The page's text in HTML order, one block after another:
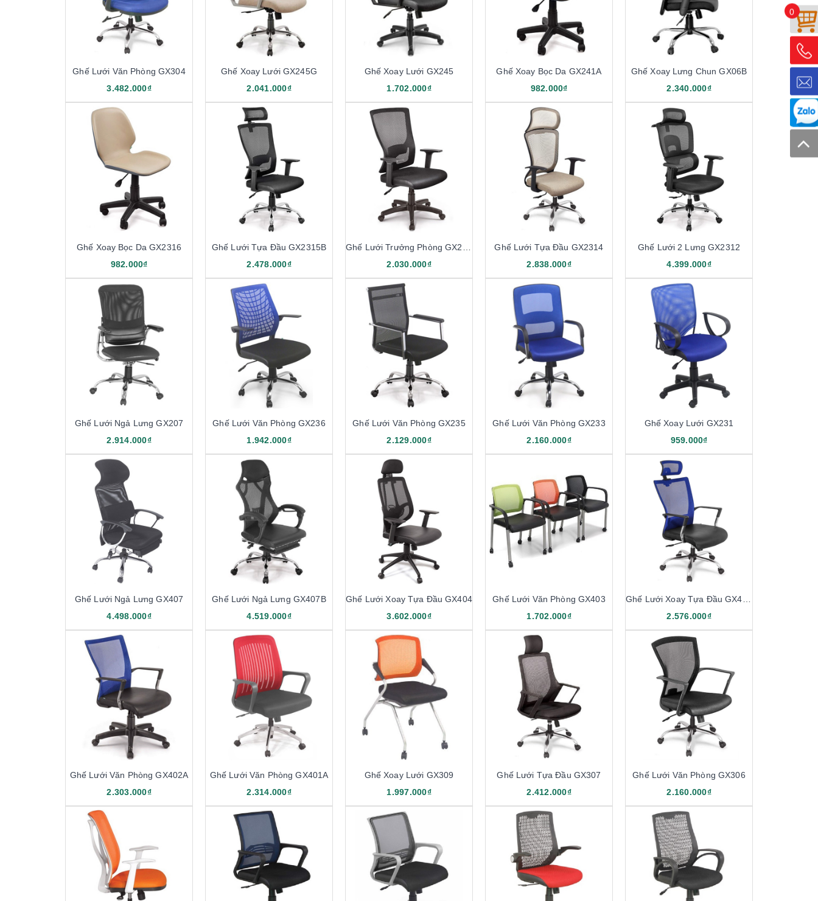
Ghế Lưới Văn Phòng GX304
3.482.000₫
Ghế Xoay Lưới GX245G
2.041.000₫
Ghế Xoay Lưới GX245
1.702.000₫
Ghế Xoay Bọc Da GX241A
982.000₫
Ghế Xoay Lưng Chun GX06B
2.340.000₫
Ghế Xoay Bọc Da GX2316
982.000₫
Ghế Lưới Tựa Đầu GX2315B
2.478.000₫
2.030.000₫
Ghế Lưới Tựa Đầu GX2314
2.838.000₫
Ghế Lưới 2 Lưng GX2312
4.399.000₫
Ghế Lưới Ngả Lưng GX207
2.914.000₫
Ghế Lưới Văn Phòng GX236
1.942.000₫
Ghế Lưới Văn Phòng GX235
2.129.000₫
Ghế Lưới Văn Phòng GX233
2.160.000₫
Ghế Xoay Lưới GX231
959.000₫
Ghế Lưới Ngả Lưng GX407
4.498.000₫
Ghế Lưới Ngả Lưng GX407B
4.519.000₫
Ghế Lưới Xoay Tựa Đầu GX404
3.602.000₫
Ghế Lưới Văn Phòng GX403
1.702.000₫
2.576.000₫
Ghế Lưới Văn Phòng GX402A
2.303.000₫
Ghế Lưới Văn Phòng GX401A
2.314.000₫
Ghế Xoay Lưới GX309
1.997.000₫
Ghế Lưới Tựa Đầu GX307
2.412.000₫
Ghế Lưới Văn Phòng GX306
2.160.000₫
0